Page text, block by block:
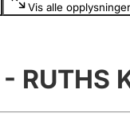
Vis alle opplysninger
- RUTHS